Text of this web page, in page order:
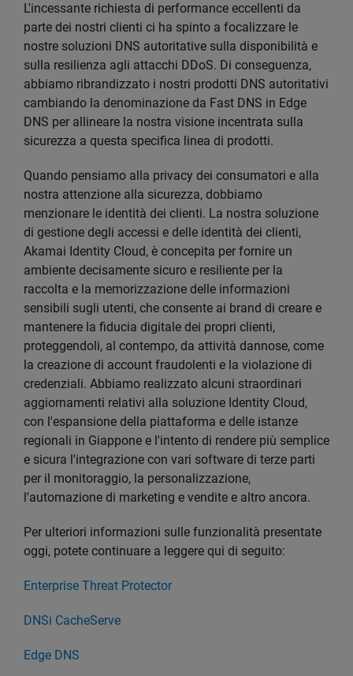
L'incessante richiesta di performance eccellenti da
parte dei nostri clienti ci ha spinto a focalizzare le
nostre soluzioni DNS autoritative sulla disponibilità e
sulla resilienza agli attacchi DDoS. Di conseguenza,
abbiamo ribrandizzato i nostri prodotti DNS autoritativi
cambiando la denominazione da Fast DNS in Edge
DNS per allineare la nostra visione incentrata sulla
sicurezza a questa specifica linea di prodotti.
Quando pensiamo alla privacy dei consumatori e alla
nostra attenzione alla sicurezza, dobbiamo
menzionare le identità dei clienti. La nostra soluzione
di gestione degli accessi e delle identità dei clienti,
Akamai Identity Cloud, è concepita per fornire un
ambiente decisamente sicuro e resiliente per la
raccolta e la memorizzazione delle informazioni
sensibili sugli utenti, che consente ai brand di creare e
mantenere la fiducia digitale dei propri clienti,
proteggendoli, al contempo, da attività dannose, come
la creazione di account fraudolenti e la violazione di
credenziali. Abbiamo realizzato alcuni straordinari
aggiornamenti relativi alla soluzione Identity Cloud,
con l'espansione della piattaforma e delle istanze
regionali in Giappone e l'intento di rendere più semplice
e sicura l'integrazione con vari software di terze parti
per il monitoraggio, la personalizzazione,
l'automazione di marketing e vendite e altro ancora.
Per ulteriori informazioni sulle funzionalità presentate
oggi, potete continuare a leggere qui di seguito:
Enterprise Threat Protector
DNSi CacheServe
Edge DNS